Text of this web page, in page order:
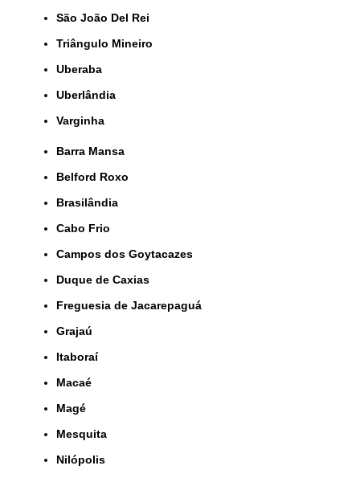
São João Del Rei
Triângulo Mineiro
Uberaba
Uberlândia
Varginha
Barra Mansa
Belford Roxo
Brasilândia
Cabo Frio
Campos dos Goytacazes
Duque de Caxias
Freguesia de Jacarepaguá
Grajaú
Itaboraí
Macaé
Magé
Mesquita
Nilópolis